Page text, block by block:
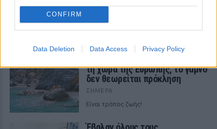
CONFIRM
Data Deletion Data Access Privacy Policy
ΔΕΙΤΕ ΕΠΙΣΗΣ
τη χώρα της Ευρώπης, το γuμνό
δεν θεωρείται πρόκληση
ΣΉΜΕΡΑ
Είναι τρόπος ζωής!